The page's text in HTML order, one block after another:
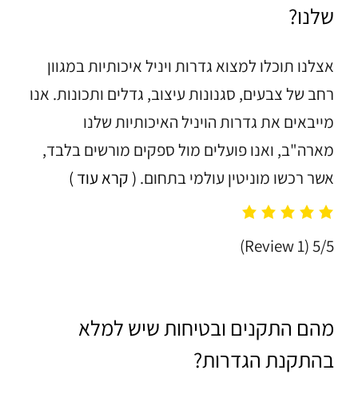
שלנו?
אצלנו תוכלו למצוא גדרות ויניל איכותיות במגוון
רחב של צבעים, סגנונות עיצוב, גדלים ותכונות. אנו
מייבאים את גדרות הויניל האיכותיות שלנו
מארה"ב, ואנו פועלים מול ספקים מורשים בלבד,
אשר רכשו מוניטין עולמי בתחום. ( קרא עוד )
5/5
(1 Review)
מהם התקנים ובטיחות שיש למלא
בהתקנת הגדרות?